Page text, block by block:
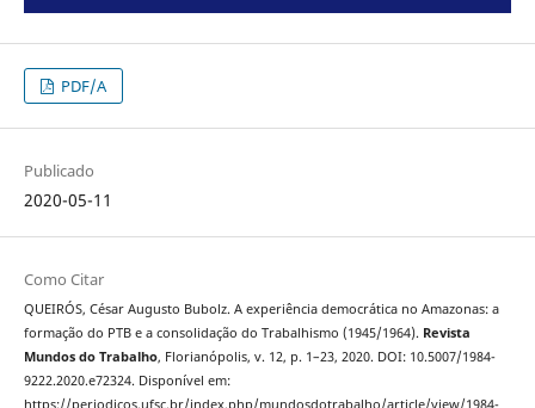
PDF/A
Publicado
2020-05-11
Como Citar
QUEIRÓS, César Augusto Bubolz. A experiência democrática no Amazonas: a
formação do PTB e a consolidação do Trabalhismo (1945/1964). Revista
Mundos do Trabalho, Florianópolis, v. 12, p. 1–23, 2020. DOI: 10.5007/1984-
9222.2020.e72324. Disponível em:
https://periodicos.ufsc.br/index.php/mundosdotrabalho/article/view/1984-